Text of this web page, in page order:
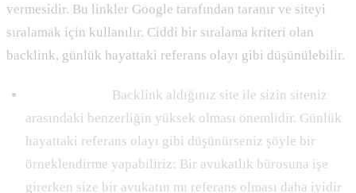
vermesidir. Bu linkler Google tarafından taranır ve siteyi
sıralamak için kullanılır. Ciddi bir sıralama kriteri olan
backlink, günlük hayattaki referans olayı gibi düşünülebilir.
Backlink aldığınız site ile sizin siteniz
arasındaki benzerliğin yüksek olması önemlidir. Günlük
hayattaki referans olayı gibi düşünürseniz şöyle bir
örneklendirme yapabiliriz: Bir avukatlık bürosuna işe
girerken size bir avukatın mı referans olması daha iyidir